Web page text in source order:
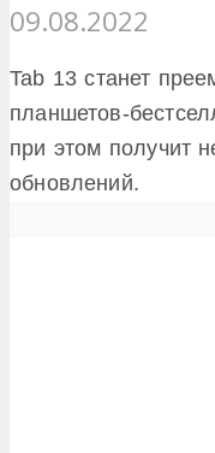
09.08.2022
Tab 13 станет
планшетов-
при этом получит
обновлений.